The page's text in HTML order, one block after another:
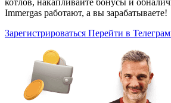
Immergas работают, а вы зарабатываете!
Зарегистрироваться Перейти в